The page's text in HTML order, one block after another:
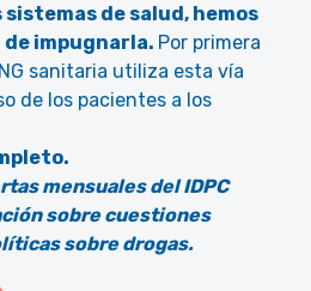
de salud, hemos
impugnarla. Por primera
sanitaria utiliza esta vía
de los pacientes a los
mensuales del IDPC
sobre cuestiones
sobre drogas.